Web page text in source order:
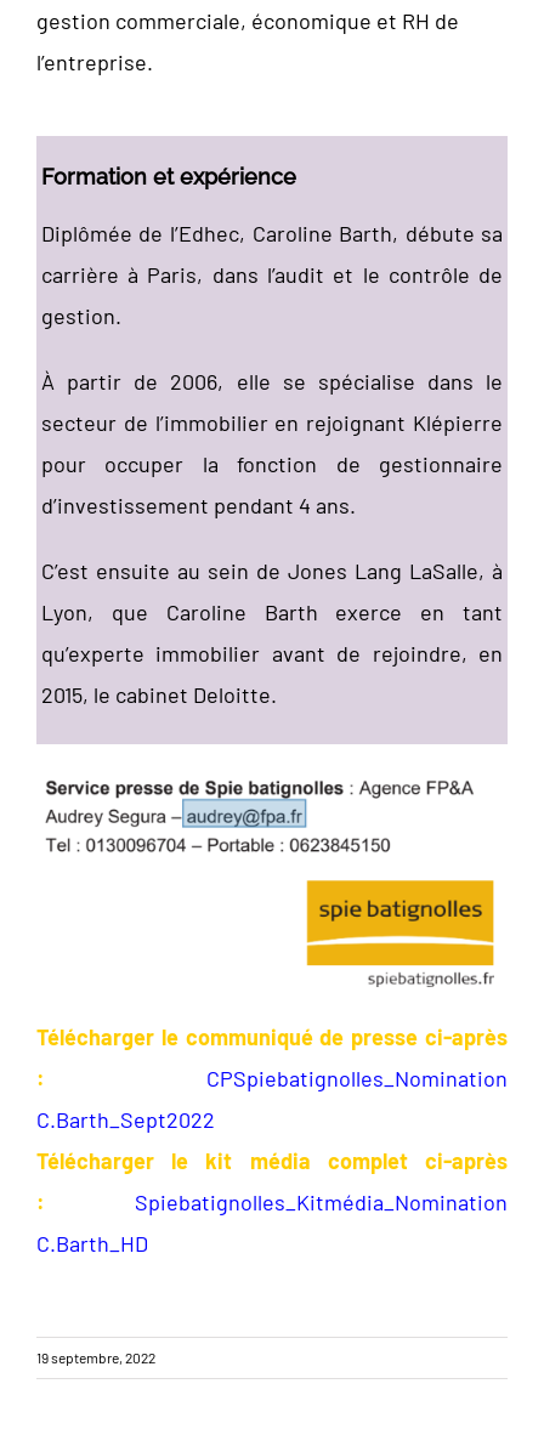
gestion commerciale, économique et RH de
l’entreprise.
Formation et expérience
Diplômée de l’Edhec, Caroline Barth, débute sa
carrière à Paris, dans l’audit et le contrôle de
gestion.
À partir de 2006, elle se spécialise dans le
secteur de l’immobilier en rejoignant Klépierre
pour occuper la fonction de gestionnaire
d’investissement pendant 4 ans.
C’est ensuite au sein de Jones Lang LaSalle, à
Lyon, que Caroline Barth exerce en tant
qu’experte immobilier avant de rejoindre, en
2015, le cabinet Deloitte.
Télécharger le communiqué de presse ci-après
: CPSpiebatignolles_Nomination
C.Barth_Sept2022
Télécharger le kit média complet ci-après
: Spiebatignolles_Kitmédia_Nomination
C.Barth_HD
19 septembre, 2022